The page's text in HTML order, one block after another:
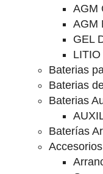
AGM
AGM
GEL
LITIO
Baterias
Baterias
Baterias
Baterías
Accesorios